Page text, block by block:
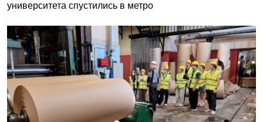
университета спустились в метро